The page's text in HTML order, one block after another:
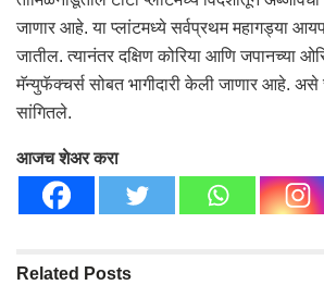
जाणार आहे. या प्लांटमध्ये सर्वप्रथम महागड्या
जातील. त्यानंतर दक्षिण कोरिया आणि जपानच्या
मॅन्युफॅक्चर्स सोबत भागीदारी केली जाणार आहे.
सांगितले.
आजच शेअर करा
Related Posts